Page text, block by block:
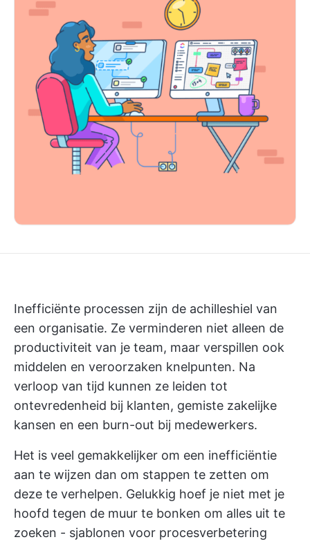
Inefficiënte processen zijn de achilleshiel van
een organisatie. Ze verminderen niet alleen de
productiviteit van je team, maar verspillen ook
middelen en veroorzaken knelpunten. Na
verloop van tijd kunnen ze leiden tot
ontevredenheid bij klanten, gemiste zakelijke
kansen en een burn-out bij medewerkers.
Het is veel gemakkelijker om een inefficiëntie
aan te wijzen dan om stappen te zetten om
deze te verhelpen. Gelukkig hoef je niet met je
hoofd tegen de muur te bonken om alles uit te
zoeken - sjablonen voor procesverbetering